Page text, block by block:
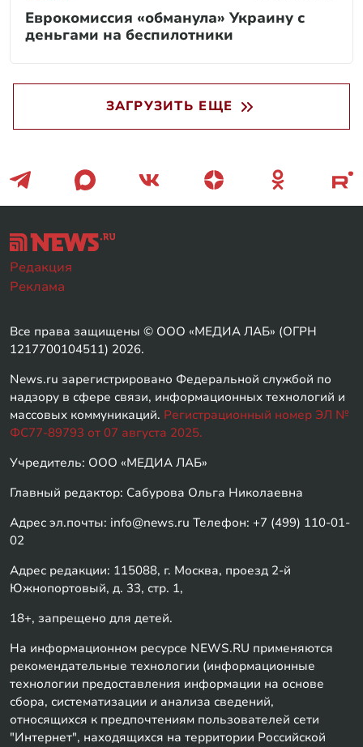
Еврокомиссия «обманула» Украину с
деньгами на беспилотники
ЗАГРУЗИТЬ ЕЩЕ
Редакция
Реклама
Все права защищены © ООО «МЕДИА ЛАБ» (ОГРН
1217700104511) 2026.
News.ru зарегистрировано Федеральной службой по
надзору в сфере связи, информационных технологий и
массовых коммуникаций. Регистрационный номер ЭЛ №
ФС77-89793 от 07 августа 2025.
Учредитель: ООО «МЕДИА ЛАБ»
Главный редактор: Сабурова Ольга Николаевна
Адрес эл.почты: info@news.ru Телефон: +7 (499) 110-01-
02
Адрес редакции: 115088, г. Москва, проезд 2-й
Южнопортовый, д. 33, стр. 1,
18+, запрещено для детей.
На информационном ресурсе NEWS.RU применяются
рекомендательные технологии (информационные
технологии предоставления информации на основе
сбора, систематизации и анализа сведений,
относящихся к предпочтениям пользователей сети
"Интернет", находящихся на территории Российской